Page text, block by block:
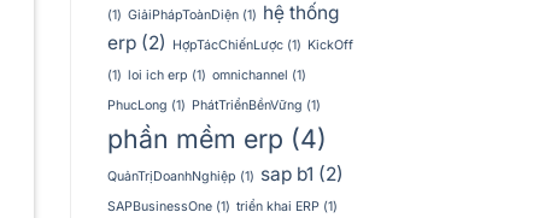
(1) GiảiPhápToànDiện(1) hệ thống
erp(2) HợpTácChiếnLược(1) KickOff
(1) loi ich erp (1) omnichannel (1)
PhucLong (1) PhátTriểnBềnVững (1)
phần mềm erp (4)
QuảnTrịDoanhNghiệp (1) sap b1 (2)
SAPBusinessOne(1) triển khai ERP(1)